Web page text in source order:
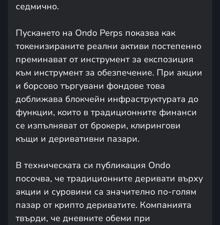
седмично.
Пускането на Ondo Perps показва как
токенизираните реални активи постепенно
преминават от инструмент за експозиция
към инструмент за обезпечение. При акции
и борсово търгувани фондове това
доближава блокчейн инфраструктурата до
функции, които в традиционните финанси
се изпълняват от брокери, клирингови
къщи и деривативни пазари.
В техническата си публикация Ondo
посочва, че традиционните деривати върху
акции и суровини са значително по-голям
пазар от крипто дериватите. Компанията
твърди, че дневните обеми при